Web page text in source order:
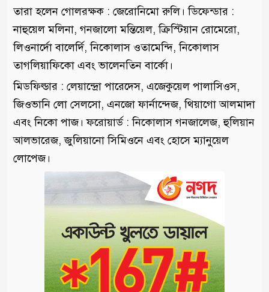
তারা হলেন গোলরক্ষক : জেরোনিমো রুলি। ডিফেন্ডার :
নাহুয়েল মলিনা, গনজালো মন্তিয়েল, ক্রিস্টিয়ান রোমেরো,
লিওনার্দো বালের্দি, নিকোলাস ওতামেন্দি, নিকোলাস
তাগলিয়াফিকো এবং ভালেনতিন বার্কো।
মিডফিল্ডার : লেয়ান্দ্রো পারেদেস, এজেকুয়েল পালাসিওস,
জিওভানি লো সেলসো, এনজো ফার্নান্দেজ, থিয়াগো আলমাদা
এবং নিকো পাজ। ফরোয়ার্ড : নিকোলাস গনজালেজ, হুলিয়ান
আলভারেজ, জুলিয়ানো সিমিওনে এবং হোসে ম্যানুয়েল
লোপেজ।